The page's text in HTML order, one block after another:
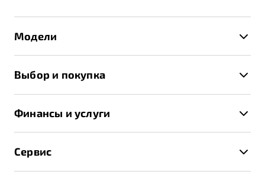
Модели
X70
Выбор и покупка
Спецпредложения и Акции
Записаться на тест-драйв
Получить предложение
Финансы и услуги
Трейд-ин
Сервис